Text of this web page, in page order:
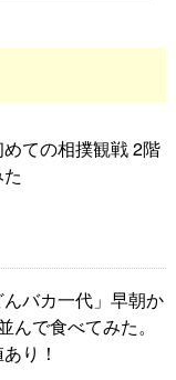
めての相撲観戦 2階
んバカ一代」早朝か
んで食べてみた。
り！